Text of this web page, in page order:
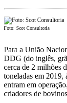
Foto: Scot Consultoria
Para a União
DDG (do inglês,
cerca de 2 milhões
toneladas em 2019,
entram em
criadores de